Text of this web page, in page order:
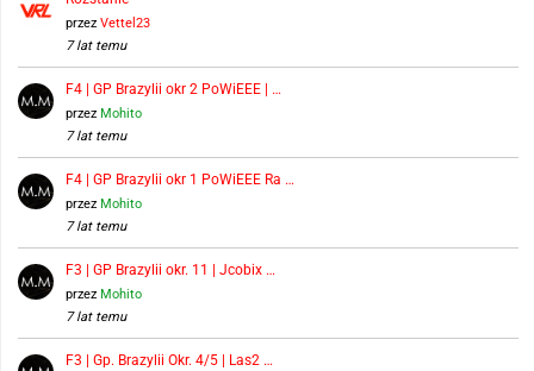
przez Vettel23
7 lat temu
F4 | GP Brazylii okr 2 PoWiEEE | …
przez Mohito
7 lat temu
F4 | GP Brazylii okr 1 PoWiEEE Ra …
przez Mohito
7 lat temu
F3 | GP Brazylii okr. 11 | Jcobix …
przez Mohito
7 lat temu
F3 | Gp. Brazylii Okr. 4/5 | Las2 …